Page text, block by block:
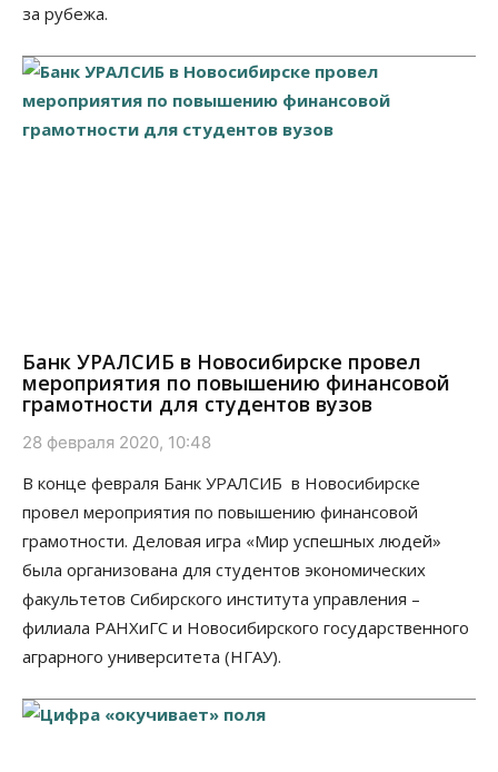
за рубежа.
Банк УРАЛСИБ в Новосибирске провел
мероприятия по повышению финансовой
грамотности для студентов вузов
28 февраля 2020, 10:48
В конце февраля Банк УРАЛСИБ в Новосибирске
провел мероприятия по повышению финансовой
грамотности. Деловая игра «Мир успешных людей»
была организована для студентов экономических
факультетов Сибирского института управления –
филиала РАНХиГС и Новосибирского государственного
аграрного университета (НГАУ).